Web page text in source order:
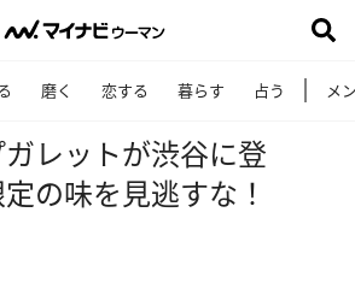
磨く 恋する 暮らす 占う メ
レットが渋谷に登
の味を見逃すな！